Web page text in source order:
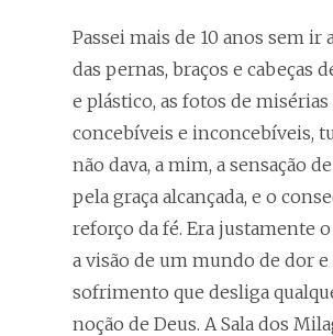
Passei mais de 10 anos sem ir
das pernas, braços e cabeças
e plástico, as fotos de
concebíveis e inconcebíveis,
não dava, a mim, a sensação
pela graça alcançada, e o
reforço da fé. Era justamente
a visão de um mundo de dor e
sofrimento que desliga
noção de Deus. A Sala dos